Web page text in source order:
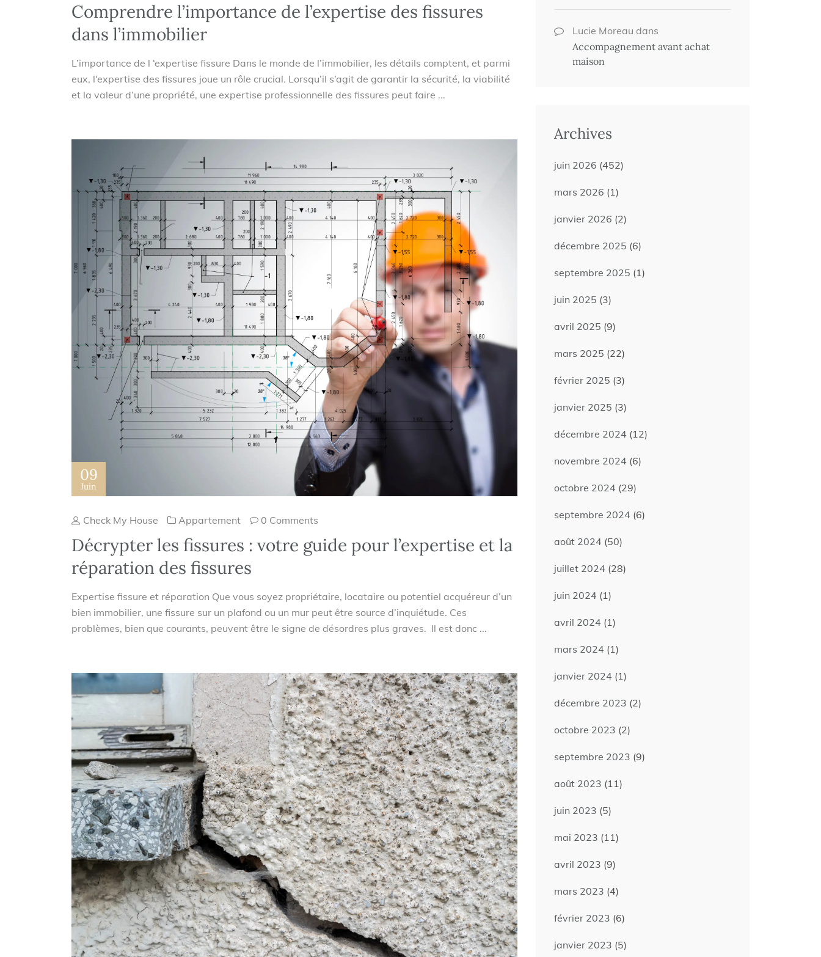
Comprendre l’importance de l’expertise des fissures
dans l’immobilier
L’importance de l ‘expertise fissure Dans le monde de l’immobilier, les détails comptent, et parmi
eux, l‘expertise des fissures joue un rôle crucial. Lorsqu’il s’agit de garantir la sécurité, la viabilité
et la valeur d’une propriété, une expertise professionnelle des fissures peut faire ...
09
Juin
Check My House Appartement 0 Comments
Décrypter les fissures : votre guide pour l’expertise et la
réparation des fissures
Expertise fissure et réparation Que vous soyez propriétaire, locataire ou potentiel acquéreur d’un
bien immobilier, une fissure sur un plafond ou un mur peut être source d’inquiétude. Ces
problèmes, bien que courants, peuvent être le signe de désordres plus graves. Il est donc ...
Lucie Moreau dans
Accompagnement avant achat
maison
Archives
juin 2026 (452)
mars 2026 (1)
janvier 2026 (2)
décembre 2025 (6)
septembre 2025 (1)
juin 2025 (3)
avril 2025 (9)
mars 2025 (22)
février 2025 (3)
janvier 2025 (3)
décembre 2024 (12)
novembre 2024 (6)
octobre 2024 (29)
septembre 2024 (6)
août 2024 (50)
juillet 2024 (28)
juin 2024 (1)
avril 2024 (1)
mars 2024 (1)
janvier 2024 (1)
décembre 2023 (2)
octobre 2023 (2)
septembre 2023 (9)
août 2023 (11)
juin 2023 (5)
mai 2023 (11)
avril 2023 (9)
mars 2023 (4)
février 2023 (6)
janvier 2023 (5)